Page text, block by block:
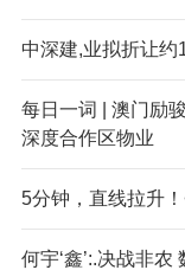
中深建,业拟折让
每日一词 | 澳门励
深度合作区物业
5分钟，直线拉升
何宇‘鑫’:.决战非